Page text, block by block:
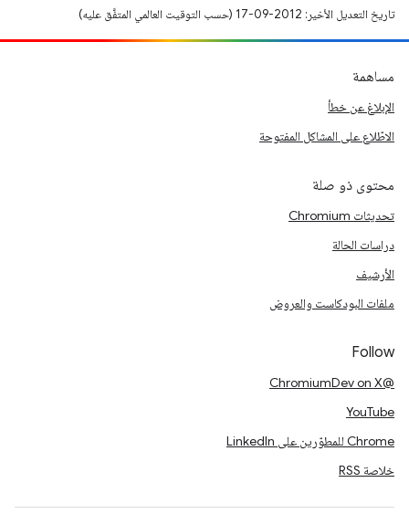
تاريخ التعديل الأخير: 2012-09-17 (حسب التوقيت العالمي المتفَّق عليه)
مساهمة
الإبلاغ عن خطأ
الاطّلاع على المشاكل المفتوحة
محتوى ذو صلة
تحديثات Chromium
دراسات الحالة
الأرشيف
ملفات البودكاست والعروض
Follow
@ChromiumDev on X
YouTube
Chrome للمطوّرين على LinkedIn
خلاصة RSS